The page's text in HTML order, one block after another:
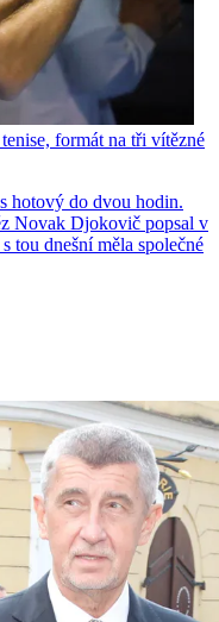
formát na tři vítězné
hotový do dvou hodin.
Novak Djokovič popsal v
tou dnešní měla společné